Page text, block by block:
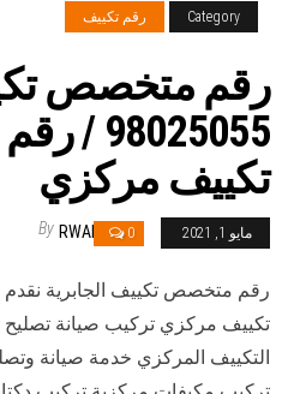
Category رقم تكييف
رقم متخصص
تكييف مركزي
مايو 1, 2021 0
By RWAN
رقم متخصص تكييف الجابرية
تكييف مركزي تركيب صيانة
التكييف المركزي خدمة صيانة